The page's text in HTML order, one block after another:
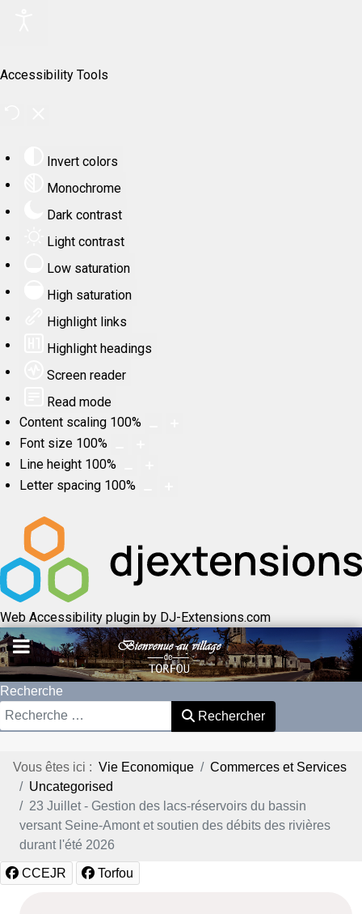
Accessibility Tools
Invert colors
Monochrome
Dark contrast
Light contrast
Low saturation
High saturation
Highlight links
Highlight headings
Screen reader
Read mode
Content scaling 100%
Font size 100%
Line height 100%
Letter spacing 100%
Web Accessibility plugin by DJ-Extensions.com
Recherche
Rechercher
Vous êtes ici : Vie Economique
Commerces et Services
Uncategorised
23 Juillet - Gestion des lacs-réservoirs du bassin
versant Seine-Amont et soutien des débits des rivières
durant l'été 2026
CCEJR Torfou